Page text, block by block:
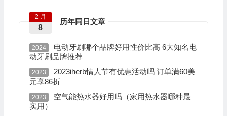
历年同日文章
2 月
8
2024
电动牙刷哪个品牌好用性价比高 6大知名电
动牙刷品牌推荐
2023
2023iherb情人节有优惠活动吗 订单满60美
元享86折
2023
空气能热水器好用吗（家用热水器哪种最
实用）